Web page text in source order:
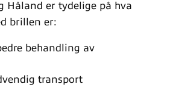
Håland er tydelige på hva
brillen er:
behandling av
transport